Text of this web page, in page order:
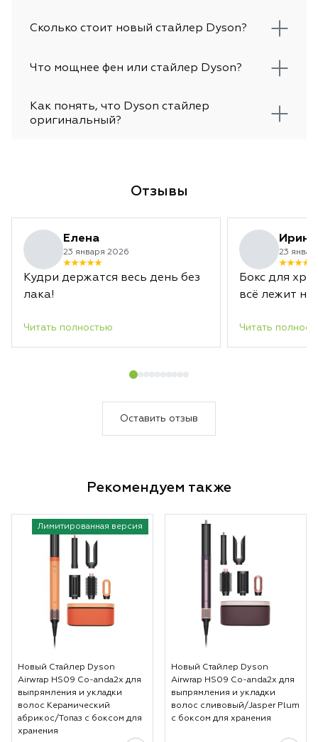
Сколько стоит новый стайлер Dyson?
Что мощнее фен или стайлер Dyson?
Как понять, что Dyson стайлер
оригинальный?
Отзывы
Елена
23 января 2026
Кудри держатся весь день без
лака!
Читать полностью
Ирина
23
Бокс для
всё лежит на
Читать
Оставить отзыв
Рекомендуем также
Лимитированная версия
Новый Стайлер Dyson
Airwrap HS09 Co-anda2x для
выпрямления и укладки
волос Керамический
абрикос/Топаз с боксом для
хранения
Новый Стайлер Dyson
Airwrap HS09 Co-anda2x для
выпрямления и укладки
волос сливовый/Jasper Plum
с боксом для хранения